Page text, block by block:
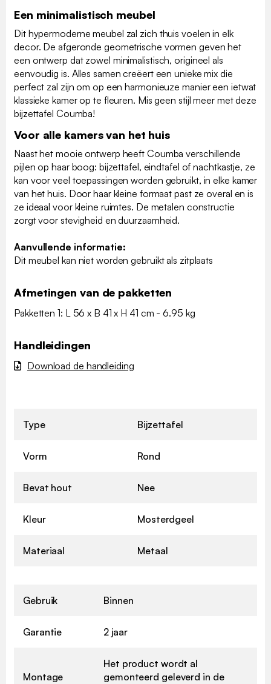
Een minimalistisch meubel
Dit hypermoderne meubel zal zich thuis voelen in elk
decor. De afgeronde geometrische vormen geven het
een ontwerp dat zowel minimalistisch, origineel als
eenvoudig is. Alles samen creëert een unieke mix die
perfect zal zijn om op een harmonieuze manier een ietwat
klassieke kamer op te fleuren. Mis geen stijl meer met deze
bijzettafel Coumba!
Voor alle kamers van het huis
Naast het mooie ontwerp heeft Coumba verschillende
pijlen op haar boog: bijzettafel, eindtafel of nachtkastje, ze
kan voor veel toepassingen worden gebruikt, in elke kamer
van het huis. Door haar kleine formaat past ze overal en is
ze ideaal voor kleine ruimtes. De metalen constructie
zorgt voor stevigheid en duurzaamheid.
Aanvullende informatie:
Dit meubel kan niet worden gebruikt als zitplaats
Afmetingen van de pakketten
Pakketten 1: L 56 x B 41 x H 41 cm - 6.95 kg
Handleidingen
Download de handleiding
Type Bijzettafel
Vorm Rond
Bevat hout Nee
Kleur Mosterdgeel
Materiaal Metaal
Gebruik Binnen
Garantie 2 jaar
Montage
Het product wordt al
gemonteerd geleverd in de